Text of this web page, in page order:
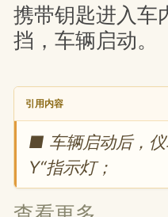
携带钥匙进入车
挡，车辆启动。
引用内容
■ 车辆启动后，仪
Y“指示灯；